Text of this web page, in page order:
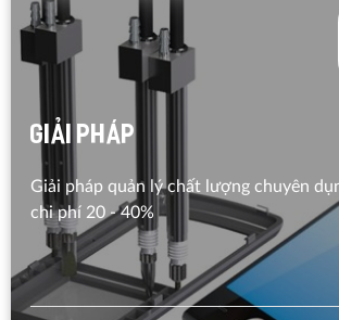
Giải pháp
Giải pháp quản lý chất lượng chuyên
chi phí 20 - 40%